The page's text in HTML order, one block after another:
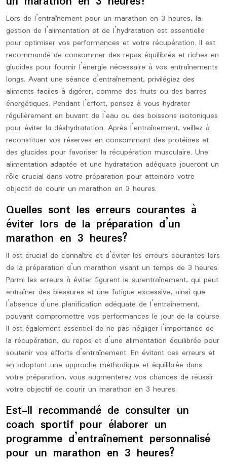
Lors de l’entraînement pour un marathon en 3 heures, la
gestion de l’alimentation et de l’hydratation est essentielle
pour optimiser vos performances et votre récupération. Il est
recommandé de consommer des repas équilibrés et riches en
glucides pour fournir l’énergie nécessaire à vos entraînements
longs. Avant une séance d’entraînement, privilégiez des
aliments faciles à digérer, comme des fruits ou des barres
énergétiques. Pendant l’effort, pensez à vous hydrater
régulièrement en buvant de l’eau ou des boissons isotoniques
pour éviter la déshydratation. Après l’entraînement, veillez à
reconstituer vos réserves en consommant des protéines et
des glucides pour favoriser la récupération musculaire. Une
alimentation adaptée et une hydratation adéquate joueront un
rôle crucial dans votre préparation pour atteindre votre
objectif de courir un marathon en 3 heures.
Quelles sont les erreurs courantes à
éviter lors de la préparation d’un
marathon en 3 heures?
Il est crucial de connaître et d’éviter les erreurs courantes lors
de la préparation d’un marathon visant un temps de 3 heures.
Parmi les erreurs à éviter figurent le surentraînement, qui peut
entraîner des blessures et une fatigue excessive, ainsi que
l’absence d’une planification adéquate de l’entraînement,
pouvant compromettre vos performances le jour de la course.
Il est également essentiel de ne pas négliger l’importance de
la récupération, du repos et d’une alimentation équilibrée pour
soutenir vos efforts d’entraînement. En évitant ces erreurs et
en adoptant une approche méthodique et équilibrée dans
votre préparation, vous augmenterez vos chances de réussir
votre objectif de courir un marathon en 3 heures.
Est-il recommandé de consulter un
coach sportif pour élaborer un
programme d’entraînement personnalisé
pour un marathon en 3 heures?